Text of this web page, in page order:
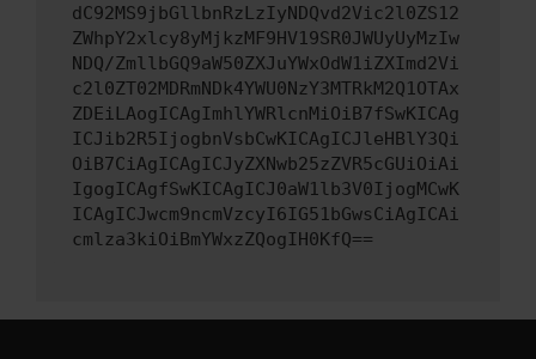
dC92MS9jbGllbnRzLzIyNDQvd2Vic2l0ZS12
ZWhpY2xlcy8yMjkzMF9HV19SR0JWUyUyMzIw
NDQ/ZmllbGQ9aW50ZXJuYWxOdW1iZXImd2Vi
c2l0ZT02MDRmNDk4YWU0NzY3MTRkM2Q1OTAx
ZDEiLAogICAgImhlYWRlcnMiOiB7fSwKICAg
ICJib2R5IjogbnVsbCwKICAgICJleHBlY3Qi
OiB7CiAgICAgICJyZXNwb25zZVR5cGUiOiAi
IgogICAgfSwKICAgICJ0aW1lb3V0IjogMCwK
ICAgICJwcm9ncmVzcyI6IG51bGwsCiAgICAi
cmlza3kiOiBmYWxzZQogIH0KfQ==